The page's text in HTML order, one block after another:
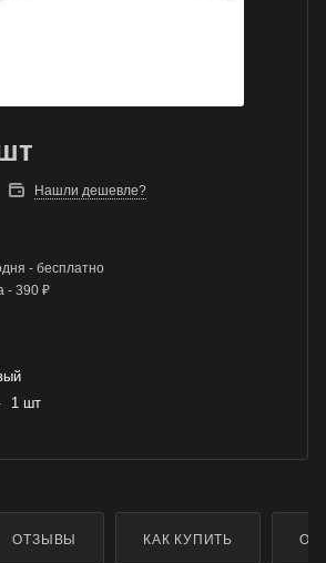
Нашли дешевле?
- бесплатно
- 390 ₽
1 шт
ОТЗЫВЫ КАК КУПИТЬ